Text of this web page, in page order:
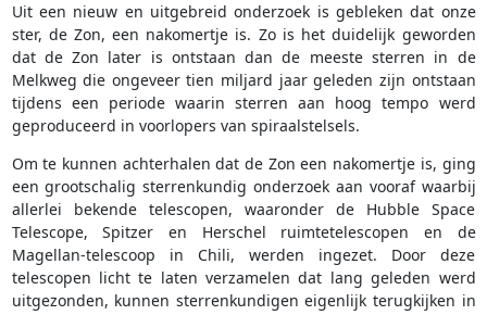
Uit een nieuw en uitgebreid onderzoek is gebleken dat onze
ster, de Zon, een nakomertje is. Zo is het duidelijk geworden
dat de Zon later is ontstaan dan de meeste sterren in de
Melkweg die ongeveer tien miljard jaar geleden zijn ontstaan
tijdens een periode waarin sterren aan hoog tempo werd
geproduceerd in voorlopers van spiraalstelsels.
Om te kunnen achterhalen dat de Zon een nakomertje is, ging
een grootschalig sterrenkundig onderzoek aan vooraf waarbij
allerlei bekende telescopen, waaronder de Hubble Space
Telescope, Spitzer en Herschel ruimtetelescopen en de
Magellan-telescoop in Chili, werden ingezet. Door deze
telescopen licht te laten verzamelen dat lang geleden werd
uitgezonden, kunnen sterrenkundigen eigenlijk terugkijken in